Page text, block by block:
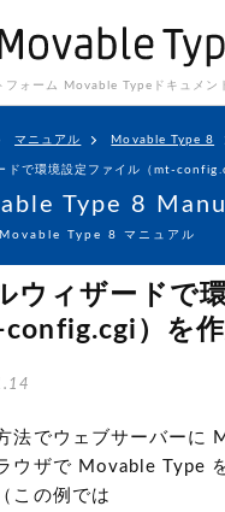
フォーム Movable Type ドキュメン
マニュアル Movable Type 8
ドで環境設定ファイル（mt-
Type 8
Movable Type 8 マニュアル
ウィザードで
）を
法でウェブサーバーに
ウザで Movable Type
この例では